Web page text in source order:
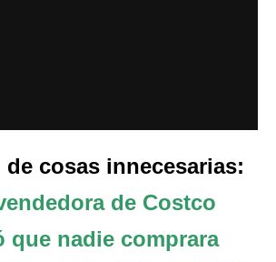
de cosas innecesarias:
de Costco
que nadie comprara